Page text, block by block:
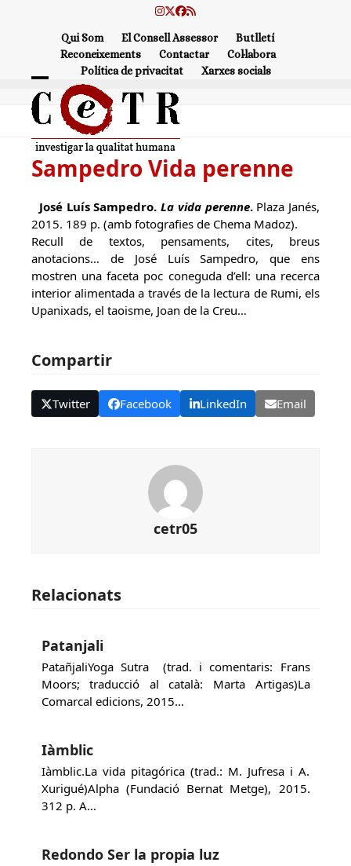
Instagram
Twitter
Facebook
RSS
Qui Som El Consell Assessor
Butlletí
Reconeixements
Contactar
Col·labora
Política de privacitat
Xarxes socials
Open
mobile
menu
Close
mobile
menu
Sampedro Vida perenne
José Luís Sampedro.La vida perenne.Plaza Janés,
2015. 189 p. (amb fotografies de Chema Madoz).
Recull de textos, pensaments, cites, breus
anotacions… de José Luís Sampedro, que ens
mostren una faceta poc coneguda d’ell: una recerca
interior alimentada a través de la lectura de Rumi, els
Upanixads, el taoisme, Joan de la Creu…
Compartir
Twitter Facebook LinkedIn Email
cetr05
Relacionats
Patanjali
PatañjaliYoga Sutra (trad. i comentaris: Frans
Moors; traducció al català: Marta Artigas)La
Comarcal edicions, 2015…
Iàmblic
Iàmblic.La vida pitagórica (trad.: M. Jufresa i A.
Xurigué)Alpha (Fundació Bernat Metge), 2015.
312 p. A…
Redondo Ser la propia luz